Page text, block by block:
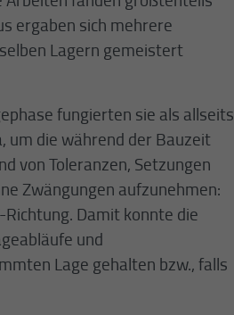
ergaben sich mehrere
Lagern gemeistert
fungierten sie als allseits
um die während der Bauzeit
von Toleranzen, Setzungen
Zwängungen aufzunehmen:
Damit konnte die
und
Lage gehalten bzw., falls